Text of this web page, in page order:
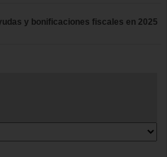
y bonificaciones fiscales en 2025